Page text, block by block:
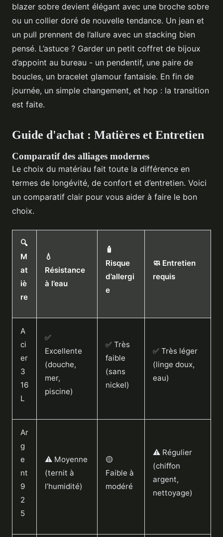
blazer sobre devient élégant avec une broche sobre
ou un collier doré de nouvelle tendance. Un jean et
un pull prennent de l’allure avec un stacking bien
pensé. L’astuce ? Garder un petit coffret de bijoux
d’appoint au bureau - un pendentif, une paire de
boucles, un bracelet glamour fantaisie. En fin de
journée, un simple changement, et hop : la transition
est faite.
Guide d'achat : Matières et Entretien
Comparatif des alliages modernes
Le choix du matériau fait toute la différence en
termes de longévité, de confort et d’entretien. Voici
un comparatif clair pour vous aider à faire le bon
choix.
🔍
M
at
iè
re
💧
Résistance
à l’eau
🧴
Risque
d’allergi
e
🧼 Entretien
requis
A
ci
er
3
16
L
✅
Excellente
(douche,
mer,
piscine)
✅ Très
faible
(sans
nickel)
✅ Très léger
(linge doux,
eau)
Ar
g
e
nt
9
2
5
⚠️ Moyenne
(ternit à
l’humidité)
🟡
Faible à
modéré
⚠️ Régulier
(chiffon
argent,
nettoyage)